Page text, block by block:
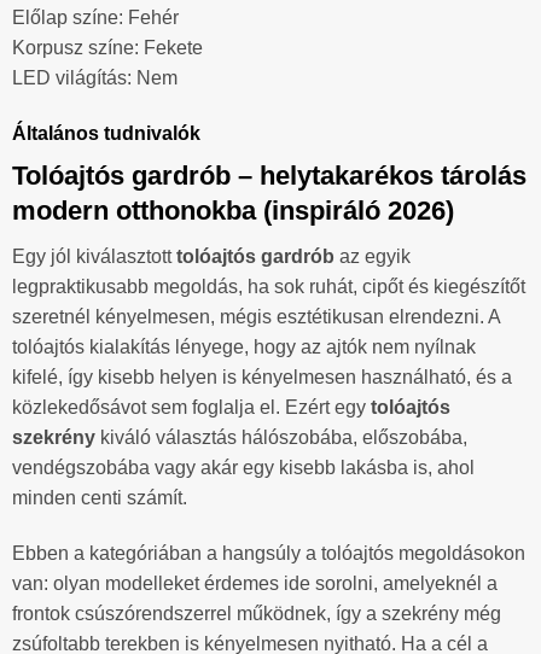
Előlap színe: Fehér
Korpusz színe: Fekete
LED világítás: Nem
Általános tudnivalók
Tolóajtós gardrób – helytakarékos tárolás
modern otthonokba (inspiráló 2026)
Egy jól kiválasztotttolóajtós gardrób az egyik
legpraktikusabb megoldás, ha sok ruhát, cipőt és kiegészítőt
szeretnél kényelmesen, mégis esztétikusan elrendezni. A
tolóajtós kialakítás lényege, hogy az ajtók nem nyílnak
kifelé, így kisebb helyen is kényelmesen használható, és a
közlekedősávot sem foglalja el. Ezért egy tolóajtós
szekrény kiváló választás hálószobába, előszobába,
vendégszobába vagy akár egy kisebb lakásba is, ahol
minden centi számít.
Ebben a kategóriában a hangsúly a tolóajtós megoldásokon
van: olyan modelleket érdemes ide sorolni, amelyeknél a
frontok csúszórendszerrel működnek, így a szekrény még
zsúfoltabb terekben is kényelmesen nyitható. Ha a cél a